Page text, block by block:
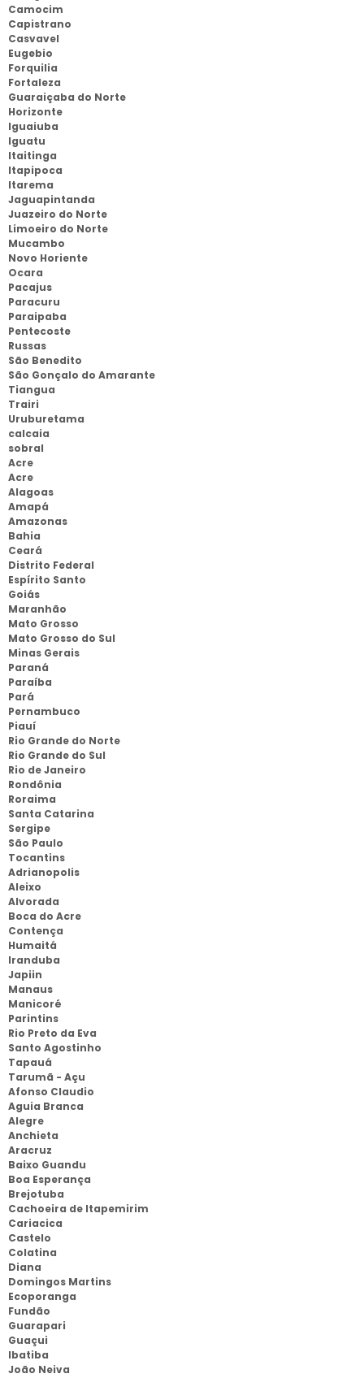
Camocim
Capistrano
Casvavel
Eugebio
Forquilia
Fortaleza
Guaraiçaba do Norte
Horizonte
Iguaiuba
Iguatu
Itaitinga
Itapipoca
Itarema
Jaguapintanda
Juazeiro do Norte
Limoeiro do Norte
Mucambo
Novo Horiente
Ocara
Pacajus
Paracuru
Paraipaba
Pentecoste
Russas
São Benedito
São Gonçalo do Amarante
Tiangua
Trairi
Uruburetama
calcaia
sobral
Acre
Acre
Alagoas
Amapá
Amazonas
Bahia
Ceará
Distrito Federal
Espírito Santo
Goiás
Maranhão
Mato Grosso
Mato Grosso do Sul
Minas Gerais
Paraná
Paraíba
Pará
Pernambuco
Piauí
Rio Grande do Norte
Rio Grande do Sul
Rio de Janeiro
Rondônia
Roraima
Santa Catarina
Sergipe
São Paulo
Tocantins
Adrianopolis
Aleixo
Alvorada
Boca do Acre
Contença
Humaitá
Iranduba
Japiin
Manaus
Manicoré
Parintins
Rio Preto da Eva
Santo Agostinho
Tapauá
Tarumã - Açu
Afonso Claudio
Aguia Branca
Alegre
Anchieta
Aracruz
Baixo Guandu
Boa Esperança
Brejotuba
Cachoeira de Itapemirim
Cariacica
Castelo
Colatina
Diana
Domingos Martins
Ecoporanga
Fundão
Guarapari
Guaçui
Ibatiba
João Neiva